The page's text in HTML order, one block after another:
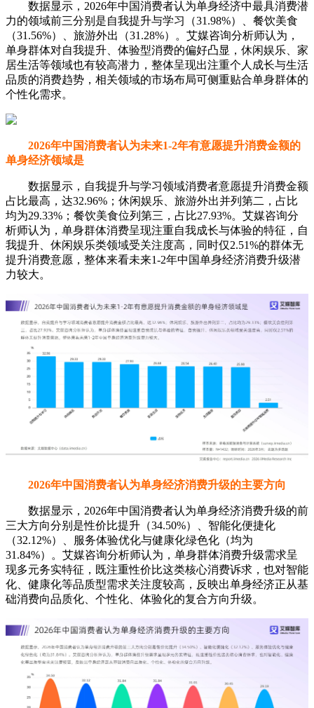
数据显示，2026年中国消费者认为单身经济中最具消费潜
力的领域前三分别是自我提升与学习（31.98%）、餐饮美食
（31.56%）、旅游外出（31.28%）。艾媒咨询分析师认为，
单身群体对自我提升、体验型消费的偏好凸显，休闲娱乐、家
居生活等领域也有较高潜力，整体呈现出注重个人成长与生活
品质的消费趋势，相关领域的市场布局可侧重贴合单身群体的
个性化需求。
2026年中国消费者认为未来1-2年有意愿提升消费金额的
单身经济领域是
数据显示，自我提升与学习领域消费者意愿提升消费金额
占比最高，达32.96%；休闲娱乐、旅游外出并列第二，占比
均为29.33%；餐饮美食位列第三，占比27.93%。艾媒咨询分
析师认为，单身群体消费呈现注重自我成长与体验的特征，自
我提升、休闲娱乐类领域受关注度高，同时仅2.51%的群体无
提升消费意愿，整体来看未来1-2年中国单身经济消费升级潜
力较大。
2026年中国消费者认为单身经济消费升级的主要方向
数据显示，2026年中国消费者认为单身经济消费升级的前
三大方向分别是性价比提升（34.50%）、智能化便捷化
（32.12%）、服务体验优化与健康化绿色化（均为
31.84%）。艾媒咨询分析师认为，单身群体消费升级需求呈
现多元务实特征，既注重性价比这类核心消费诉求，也对智能
化、健康化等品质型需求关注度较高，反映出单身经济正从基
础消费向品质化、个性化、体验化的复合方向升级。